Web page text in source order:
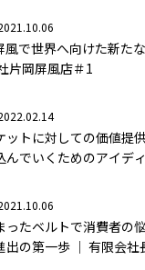
で世界へ向けた新た
片岡屏風店＃1
ットに対しての価値提
んでいくためのアイデ
ったベルトで消費者の
出の第一歩 │ 有限会社